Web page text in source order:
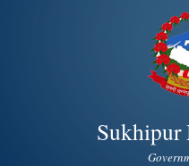
main
content